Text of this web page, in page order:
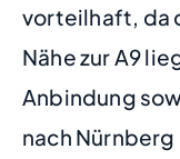
vorteilhaft, da
Nähe zur A9
Anbindung
nach